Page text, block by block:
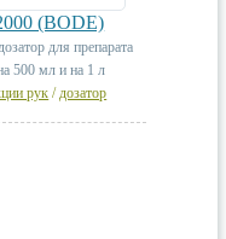
(BODE)
для препарата
500 мл и на 1 л
рук /дозатор